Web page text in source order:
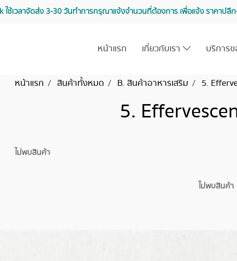
เวลาจัดส่ง 3-30 วันทำการ กรุณาแจ้งจำนวนที่ต้องการ เพื่อแจ้ง ราคาปลี
หน้าแรก เกี่ยวกับเรา บริการ
หน้าแรก สินค้าทั้งหมด B. สินค้าอาหารเสริม 5.
5.
ไม่พบสินค้า
ไม่พบสินค้า